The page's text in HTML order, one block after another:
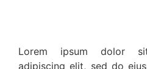
Lorem ipsum dolor
adipiscing elit, sed do